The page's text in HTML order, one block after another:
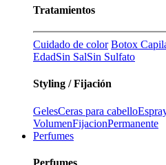
Tratamientos
Cuidado de color Botox
EdadSin SalSin Sulfato
Styling / Fijación
GelesCeras para cabello
VolumenFijacionPermanente
Perfumes
Perfumes